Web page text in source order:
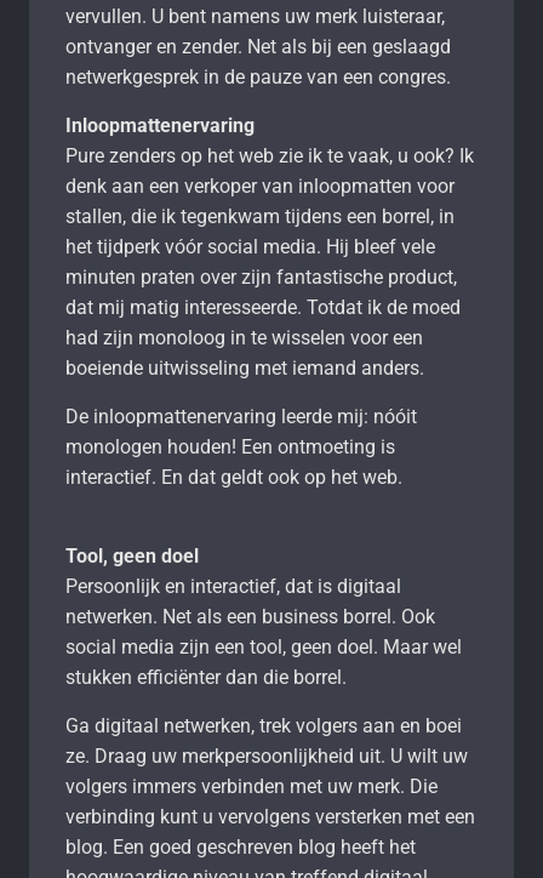
vervullen. U bent namens uw merk luisteraar,
ontvanger en zender. Net als bij een geslaagd
netwerkgesprek in de pauze van een congres.
Inloopmattenervaring
Pure zenders op het web zie ik te vaak, u ook? Ik
denk aan een verkoper van inloopmatten voor
stallen, die ik tegenkwam tijdens een borrel, in
het tijdperk vóór social media. Hij bleef vele
minuten praten over zijn fantastische product,
dat mij matig interesseerde. Totdat ik de moed
had zijn monoloog in te wisselen voor een
boeiende uitwisseling met iemand anders.
De inloopmattenervaring leerde mij: nóóit
monologen houden! Een ontmoeting is
interactief. En dat geldt ook op het web.
Tool, geen doel
Persoonlijk en interactief, dat is digitaal
netwerken. Net als een business borrel. Ook
social media zijn een tool, geen doel. Maar wel
stukken efficiënter dan die borrel.
Ga digitaal netwerken, trek volgers aan en boei
ze. Draag uw merkpersoonlijkheid uit. U wilt uw
volgers immers verbinden met uw merk. Die
verbinding kunt u vervolgens versterken met een
blog. Een goed geschreven blog heeft het